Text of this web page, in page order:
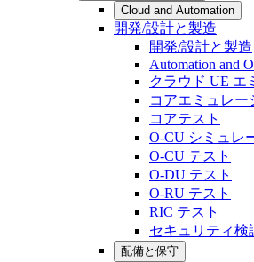
Cloud and Automation
開発/設計と製造
開発/設計と製造
Automation and
クラウド UE エ
コアエミュレー
コアテスト
O-CU シミュレ
O-CU テスト
O-DU テスト
O-RU テスト
RIC テスト
セキュリティ検
配備と保守